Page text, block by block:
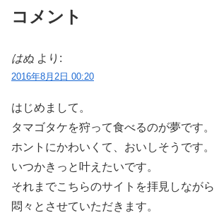
コメント
はぬ より:
2016年8月2日 00:20
はじめまして。
タマゴタケを狩って食べるのが夢です。
ホントにかわいくて、おいしそうです。
いつかきっと叶えたいです。
それまでこちらのサイトを拝見しながら
悶々とさせていただきます。